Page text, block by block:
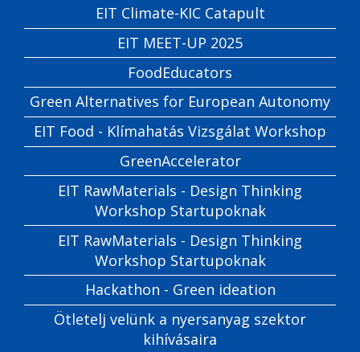
EIT Climate-KIC Catapult
EIT MEET-UP 2025
FoodEducators
Green Alternatives for European Autonomy
EIT Food - Klímahatás Vizsgálat Workshop
GreenAccelerator
EIT RawMaterials - Design Thinking
Workshop Startupoknak
EIT RawMaterials - Design Thinking
Workshop Startupoknak
Hackathon - Green ideation
Ötletelj velünk a nyersanyag szektor
kihívásaira